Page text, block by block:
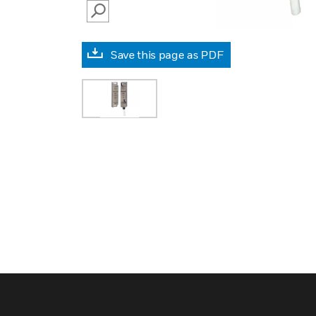
SEARCH
Save this page as PDF